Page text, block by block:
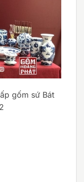
gốm sứ Bát